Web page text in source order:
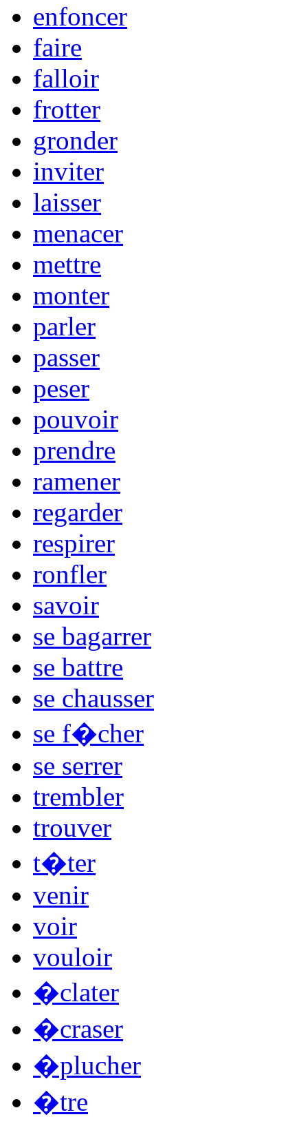
enfoncer
faire
falloir
frotter
gronder
inviter
laisser
menacer
mettre
monter
parler
passer
peser
pouvoir
prendre
ramener
regarder
respirer
ronfler
savoir
se bagarrer
se battre
se chausser
se f�cher
se serrer
trembler
trouver
t�ter
venir
voir
vouloir
�clater
�craser
�plucher
�tre